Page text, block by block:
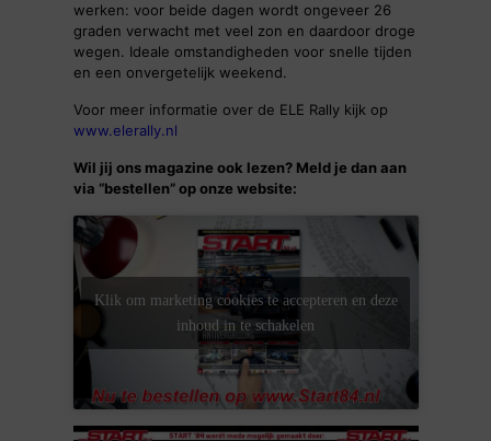
werken: voor beide dagen wordt ongeveer 26
graden verwacht met veel zon en daardoor droge
wegen. Ideale omstandigheden voor snelle tijden
en een onvergetelijk weekend.
Voor meer informatie over de ELE Rally kijk op
www.elerally.nl
Wil jij ons magazine ook lezen? Meld je dan aan
via “bestellen” op onze website:
Klik om marketing cookies te accepteren en deze
inhoud in te schakelen